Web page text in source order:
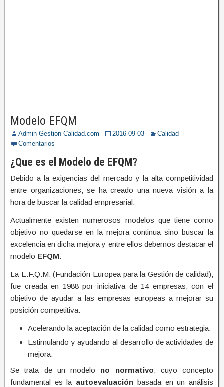
Modelo EFQM
Admin Gestion-Calidad.com 2016-09-03
Calidad
Comentarios
¿Que es el Modelo de EFQM?
Debido a la exigencias del mercado y la alta competitividad
entre organizaciones, se ha creado una nueva visión a la
hora de buscar la calidad empresarial.
Actualmente existen numerosos modelos que tiene como
objetivo no quedarse en la mejora continua sino buscar la
excelencia en dicha mejora y entre ellos debemos destacar el
modelo EFQM.
La E.F.Q.M. (Fundación Europea para la Gestión de calidad),
fue creada en 1988 por iniciativa de 14 empresas, con el
objetivo de ayudar a las empresas europeas a mejorar su
posición competitiva:
Acelerando la aceptación de la calidad como estrategia.
Estimulando y ayudando al desarrollo de actividades de
mejora.
Se trata de un modelo no normativo, cuyo concepto
fundamental es la autoevaluación basada en un análisis